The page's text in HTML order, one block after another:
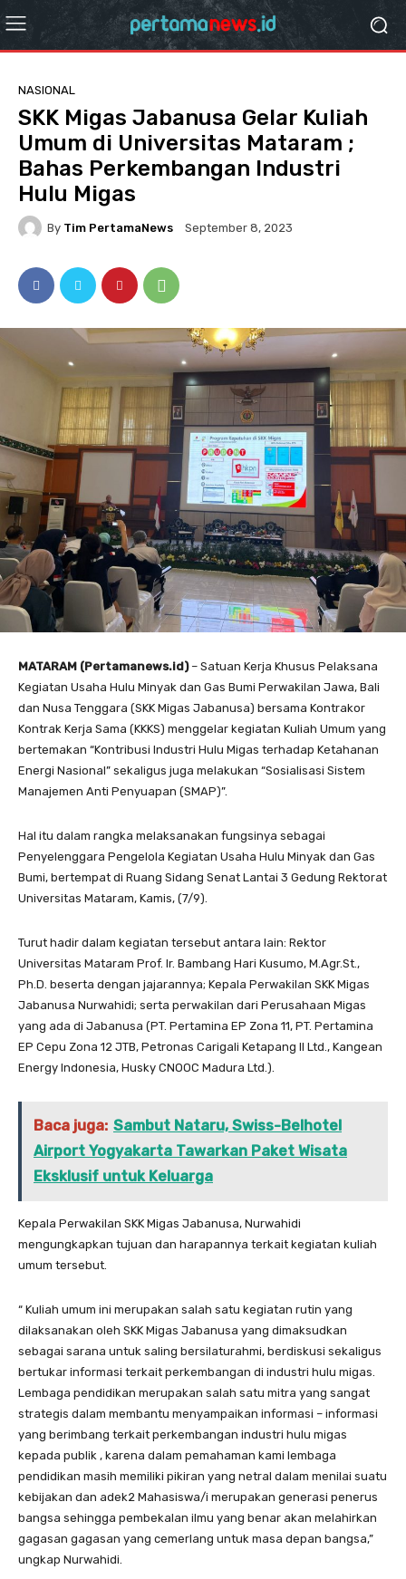
NASIONAL
SKK Migas Jabanusa Gelar Kuliah
Umum di Universitas Mataram ;
Bahas Perkembangan Industri
Hulu Migas
By Tim PertamaNews September 8, 2023
MATARAM (Pertamanews.id)– Satuan Kerja Khusus Pelaksana
Kegiatan Usaha Hulu Minyak dan Gas Bumi Perwakilan Jawa, Bali
dan Nusa Tenggara (SKK Migas Jabanusa) bersama Kontrakor
Kontrak Kerja Sama (KKKS) menggelar kegiatan Kuliah Umum yang
bertemakan “Kontribusi Industri Hulu Migas terhadap Ketahanan
Energi Nasional” sekaligus juga melakukan “Sosialisasi Sistem
Manajemen Anti Penyuapan (SMAP)”.
Hal itu dalam rangka melaksanakan fungsinya sebagai
Penyelenggara Pengelola Kegiatan Usaha Hulu Minyak dan Gas
Bumi, bertempat di Ruang Sidang Senat Lantai 3 Gedung Rektorat
Universitas Mataram, Kamis, (7/9).
Turut hadir dalam kegiatan tersebut antara lain: Rektor
Universitas Mataram Prof. Ir. Bambang Hari Kusumo, M.Agr.St.,
Ph.D. beserta dengan jajarannya; Kepala Perwakilan SKK Migas
Jabanusa Nurwahidi; serta perwakilan dari Perusahaan Migas
yang ada di Jabanusa (PT. Pertamina EP Zona 11, PT. Pertamina
EP Cepu Zona 12 JTB, Petronas Carigali Ketapang II Ltd., Kangean
Energy Indonesia, Husky CNOOC Madura Ltd.).
Baca juga: Sambut Nataru, Swiss-Belhotel
Airport Yogyakarta Tawarkan Paket Wisata
Eksklusif untuk Keluarga
Kepala Perwakilan SKK Migas Jabanusa, Nurwahidi
mengungkapkan tujuan dan harapannya terkait kegiatan kuliah
umum tersebut.
“ Kuliah umum ini merupakan salah satu kegiatan rutin yang
dilaksanakan oleh SKK Migas Jabanusa yang dimaksudkan
sebagai sarana untuk saling bersilaturahmi, berdiskusi sekaligus
bertukar informasi terkait perkembangan di industri hulu migas.
Lembaga pendidikan merupakan salah satu mitra yang sangat
strategis dalam membantu menyampaikan informasi – informasi
yang berimbang terkait perkembangan industri hulu migas
kepada publik , karena dalam pemahaman kami lembaga
pendidikan masih memiliki pikiran yang netral dalam menilai suatu
kebijakan dan adek2 Mahasiswa/i merupakan generasi penerus
bangsa sehingga pembekalan ilmu yang benar akan melahirkan
gagasan gagasan yang cemerlang untuk masa depan bangsa,”
ungkap Nurwahidi.